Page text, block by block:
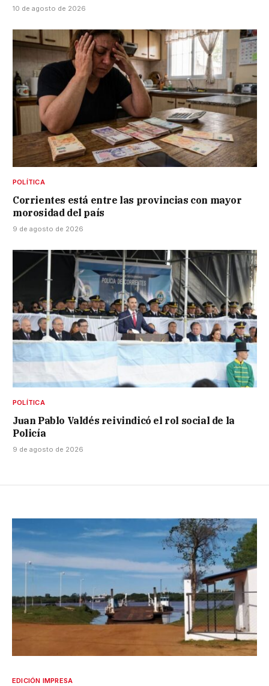
10 de agosto de 2026
POLÍTICA
Corrientes está entre las provincias con mayor
morosidad del país
9 de agosto de 2026
POLÍTICA
Juan Pablo Valdés reivindicó el rol social de la
Policía
9 de agosto de 2026
EDICIÓN IMPRESA